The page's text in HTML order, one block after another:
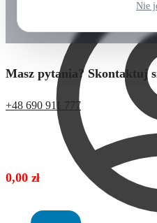
Nie
Masz pytania? Skontaktuj
+48 690 911 777
0,00 zł